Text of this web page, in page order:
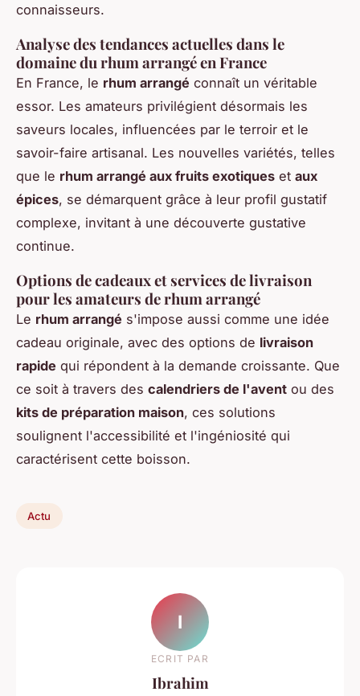
connaisseurs.
Analyse des tendances actuelles dans le
domaine du rhum arrangé en France
En France, le rhum arrangé connaît un véritable
essor. Les amateurs privilégient désormais les
saveurs locales, influencées par le terroir et le
savoir-faire artisanal. Les nouvelles variétés, telles
que le rhum arrangé aux fruits exotiques et aux
épices, se démarquent grâce à leur profil gustatif
complexe, invitant à une découverte gustative
continue.
Options de cadeaux et services de livraison
pour les amateurs de rhum arrangé
Le rhum arrangé s'impose aussi comme une idée
cadeau originale, avec des options de livraison
rapide qui répondent à la demande croissante. Que
ce soit à travers des calendriers de l'avent ou des
kits de préparation maison, ces solutions
soulignent l'accessibilité et l'ingéniosité qui
caractérisent cette boisson.
Actu
I
ECRIT PAR
Ibrahim